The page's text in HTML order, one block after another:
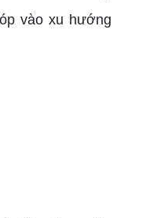
vào xu hướng